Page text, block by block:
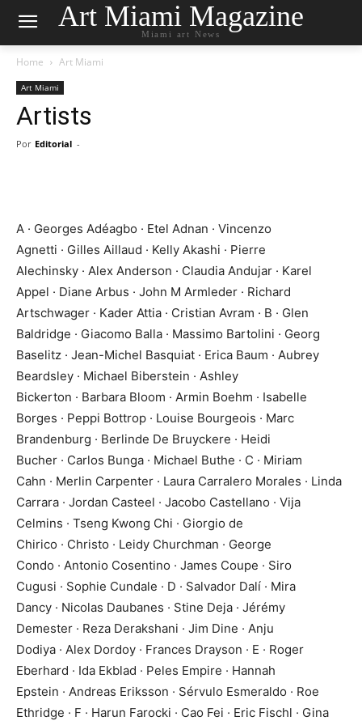
Art Miami Magazine
Miami art News
Home Art Miami
Art Miami
Artists
Por Editorial -
A · Georges Adéagbo · Etel Adnan · Vincenzo
Agnetti · Gilles Aillaud · Kelly Akashi · Pierre
Alechinsky · Alex Anderson · Claudia Andujar · Karel
Appel · Diane Arbus · John M Armleder · Richard
Artschwager · Kader Attia · Cristian Avram · B · Glen
Baldridge · Giacomo Balla · Massimo Bartolini · Georg
Baselitz · Jean-Michel Basquiat · Erica Baum · Aubrey
Beardsley · Michael Biberstein · Ashley
Bickerton · Barbara Bloom · Armin Boehm · Isabelle
Borges · Peppi Bottrop · Louise Bourgeois · Marc
Brandenburg · Berlinde De Bruyckere · Heidi
Bucher · Carlos Bunga · Michael Buthe · C · Miriam
Cahn · Merlin Carpenter · Laura Carralero Morales · Linda
Carrara · Jordan Casteel · Jacobo Castellano · Vija
Celmins · Tseng Kwong Chi · Giorgio de
Chirico · Christo · Leidy Churchman · George
Condo · Antonio Cosentino · James Coupe · Siro
Cugusi · Sophie Cundale · D · Salvador Dalí · Mira
Dancy · Nicolas Daubanes · Stine Deja · Jérémy
Demester · Reza Derakshani · Jim Dine · Anju
Dodiya · Alex Dordoy · Frances Drayson · E · Roger
Eberhard · Ida Ekblad · Peles Empire · Hannah
Epstein · Andreas Eriksson · Sérvulo Esmeraldo · Roe
Ethridge · F · Harun Farocki · Cao Fei · Eric Fischl · Gina